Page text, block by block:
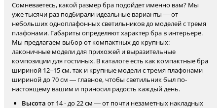
Сомневаетесь, какой размер бра подойдет именно вам? Мы
уже тысячи раз подбирали идеальные варианты — от
небольших одноплафонных светильников до моделей с тремя
плафонами. Габариты определяют характер бра в интерьере.
Мы предлагаем выбор от компактных до крупных:
лаконичные модели для прихожей и выразительные
композиции для гостиных. В каталоге есть как компактные бра
шириной 12–15 см, так и крупные модели с тремя плафонами
шириной до 70 см — главное, чтобы светильник был по-
настоящему вашим и приносил радость каждый день.
Высота от 14 - до 22 см — от почти незаметных накладных